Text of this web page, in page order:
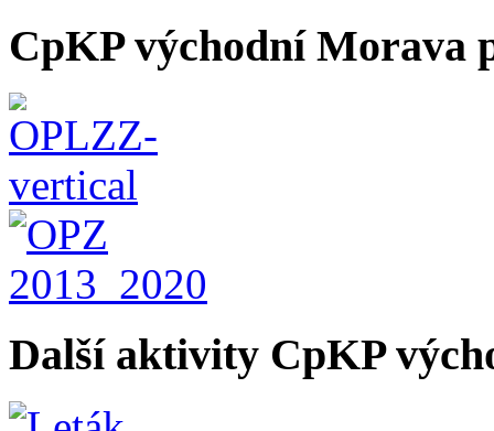
CpKP východní Morava
Další aktivity CpKP